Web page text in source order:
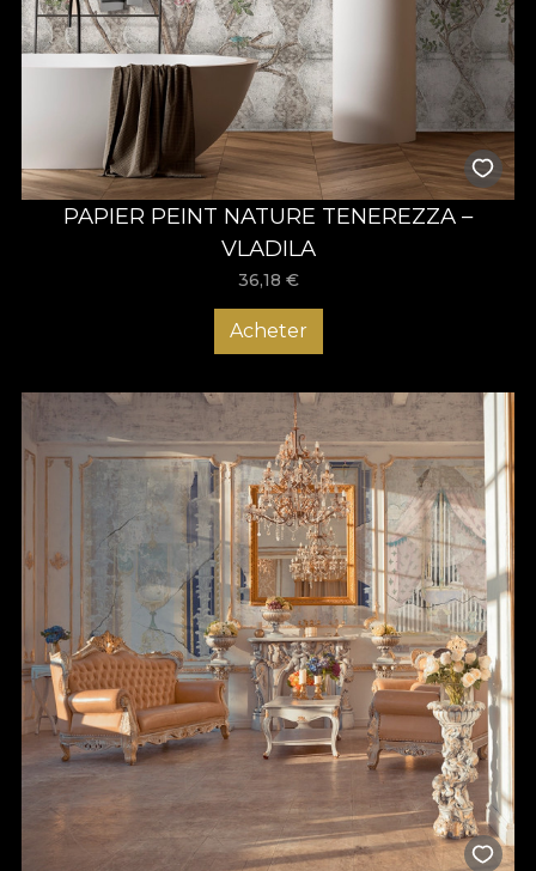
PAPIER PEINT NATURE TENEREZZA –
VLADILA
36,18 €
Acheter